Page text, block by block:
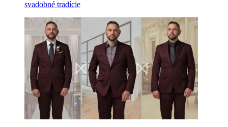
svadobné tradície